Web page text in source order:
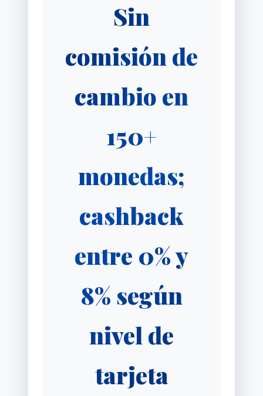
Sin
comisión de
cambio en
150+
monedas;
cashback
entre 0% y
8% según
nivel de
tarjeta